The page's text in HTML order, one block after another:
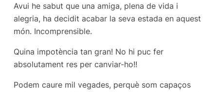
Avui he sabut que una amiga, plena de vida i
alegria, ha decidit acabar la seva estada en aquest
món. Incomprensible.
Quina impotència tan gran! No hi puc fer
absolutament res per canviar-ho!!
Podem caure mil vegades, perquè som capaços